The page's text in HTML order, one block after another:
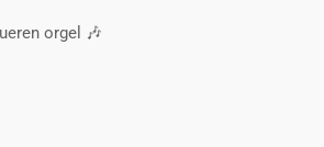
orgel 🎶